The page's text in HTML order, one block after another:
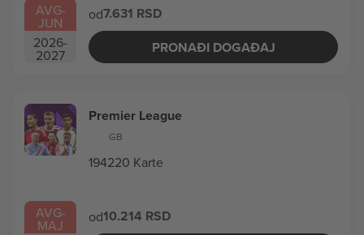
AVG-
JUN
2026-
2027
od7.631 RSD
PRONAĐI DOGAĐAJ
AVG-
MAJ
Premier League
GB
194220 Karte
od10.214 RSD